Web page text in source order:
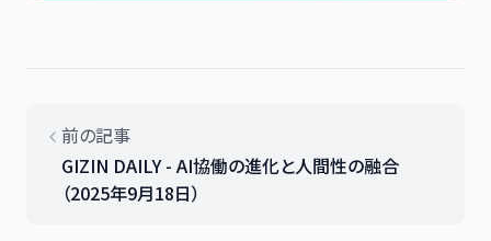
前の記事
GIZIN DAILY - AI協働の進化と人間性の融合
（2025年9月18日）